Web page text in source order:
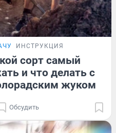
ИНСТРУКЦИЯ
сорт самый
и что делать с
жуком
Обсудить